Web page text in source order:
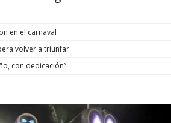
en el carnaval
volver a triunfar
con dedicación”